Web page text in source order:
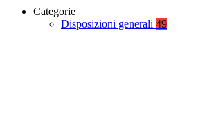
Categorie
Disposizioni generali 49